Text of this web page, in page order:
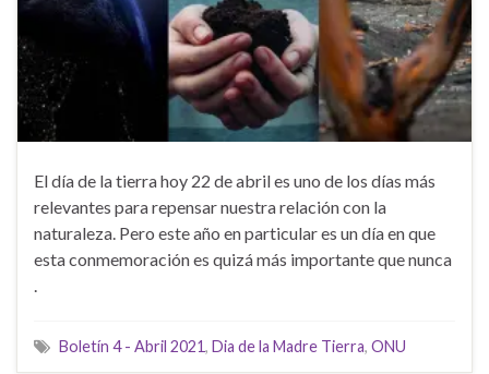
El día de la tierra hoy 22 de abril es uno de los días más
relevantes para repensar nuestra relación con la
naturaleza. Pero este año en particular es un día en que
esta conmemoración es quizá más importante que nunca
.
Boletín 4 - Abril 2021, Dia de la Madre Tierra, ONU